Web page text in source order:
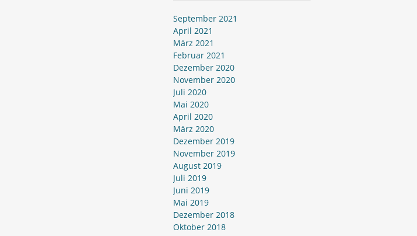
September 2021
April 2021
März 2021
Februar 2021
Dezember 2020
November 2020
Juli 2020
Mai 2020
April 2020
März 2020
Dezember 2019
November 2019
August 2019
Juli 2019
Juni 2019
Mai 2019
Dezember 2018
Oktober 2018